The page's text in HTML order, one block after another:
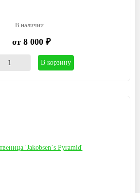
В наличии
от 8 000 ₽
В корзину